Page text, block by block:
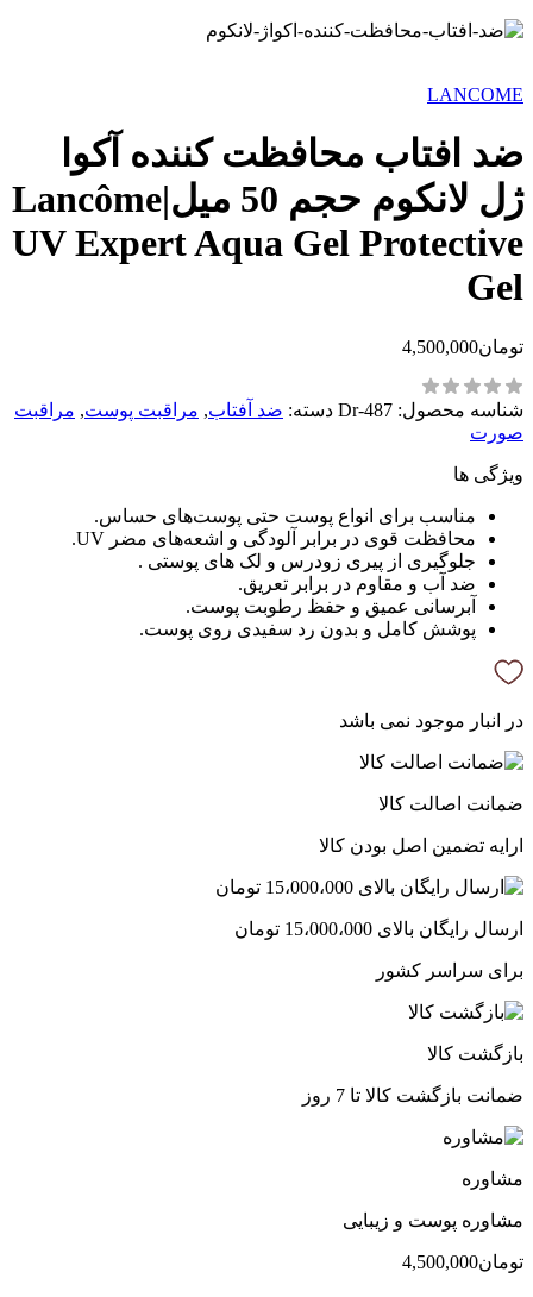
LANCOME
ضد افتاب محافظت کننده آکوا
ژل لانکوم حجم 50 میل|Lancôme
UV Expert Aqua Gel Protective
Gel
تومان4,500,000
شناسه محصول: Dr-487 دسته: ضد آفتاب, مراقبت پوست, مراقبت
صورت
ویژگی ها
مناسب برای انواع پوست‌ حتی پوست‌های حساس.
محافظت قوی در برابر آلودگی و اشعه‌های مضر UV.
جلوگیری از پیری زودرس و لک های پوستی .
ضد آب و مقاوم در برابر تعریق.
آبرسانی عمیق و حفظ رطوبت پوست.
پوشش کامل و بدون رد سفیدی روی پوست.
در انبار موجود نمی باشد
ضمانت اصالت کالا
ارایه تضمین اصل بودن کالا
ارسال رایگان بالای 15،000،000 تومان
برای سراسر کشور
بازگشت کالا
ضمانت بازگشت کالا تا 7 روز
مشاوره
مشاوره پوست و زیبایی
تومان4,500,000